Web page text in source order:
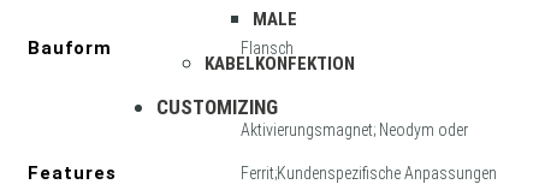
MALE
KABELKONFEKTION
CUSTOMIZING
Bauform Flansch
Features
Aktivierungsmagnet; Neodym oder
Ferrit;Kundenspezifische Anpassungen